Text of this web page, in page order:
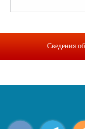
Сведения